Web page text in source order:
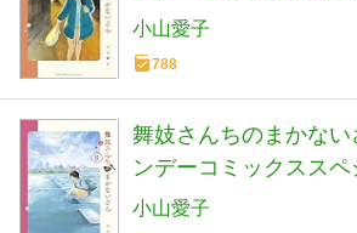
小山愛子
788
舞妓さんちのまかな
ンデーコミックススペ
小山愛子